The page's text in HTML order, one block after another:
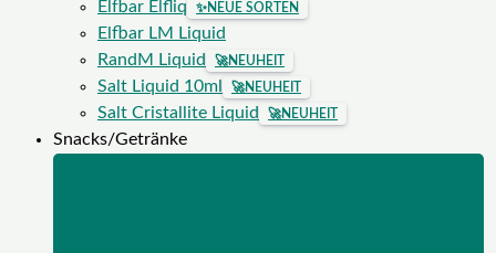
Elfbar Elfliq ✨NEUE SORTEN
Elfbar LM Liquid
RandM Liquid
🚀NEUHEIT
Salt Liquid 10ml 🚀NEUHEIT
Salt Cristallite Liquid 🚀NEUHEIT
Snacks/Getränke